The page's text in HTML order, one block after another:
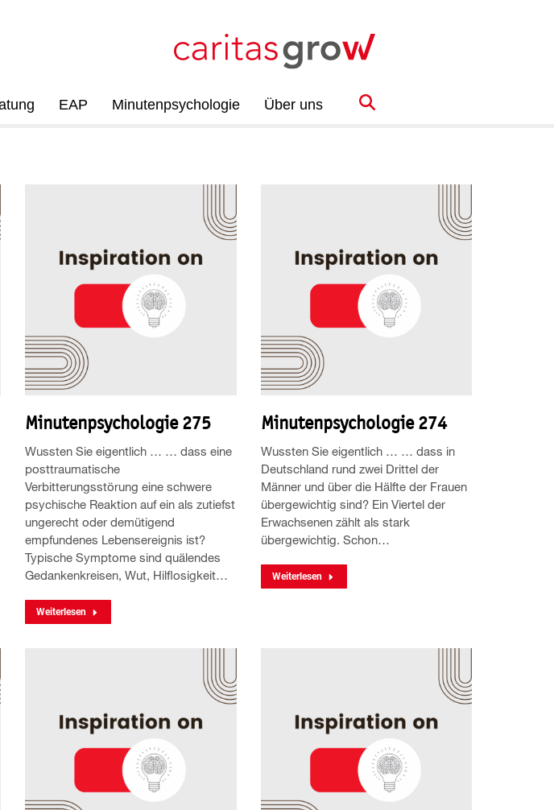
EAP Minutenpsychologie Über uns
Minutenpsychologie 275
Wussten Sie eigentlich … … dass eine
posttraumatische
Verbitterungsstörung eine schwere
psychische Reaktion auf ein als zutiefst
ungerecht oder demütigend
empfundenes Lebensereignis ist?
Typische Symptome sind quälendes
Gedankenkreisen, Wut, Hilflosigkeit…
Weiterlesen
Minutenpsychologie 274
Wussten Sie eigentlich … … dass in
Deutschland rund zwei Drittel der
Männer und über die Hälfte der Frauen
übergewichtig sind? Ein Viertel der
Erwachsenen zählt als stark
übergewichtig. Schon…
Weiterlesen